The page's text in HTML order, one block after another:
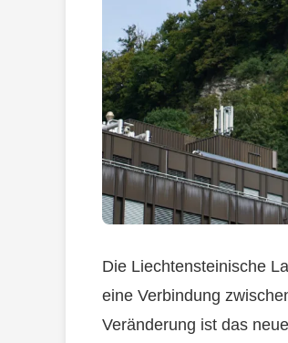
Die Liechtensteinische
eine Verbindung
Veränderung ist das